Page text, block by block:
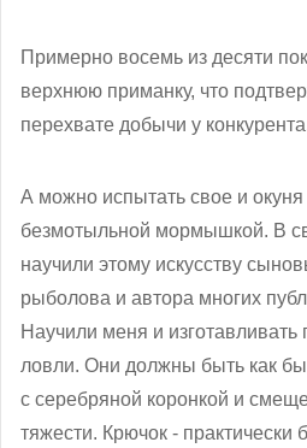
Примерно восемь из десяти
верхнюю приманку, что
перехвате добычи у
А можно испытать свое и
безмотыльной мормышкой. В
научили этому искусству
рыболова и автора многих
Научили меня и изготавливать
ловли. Они должны быть как
с серебряной коронкой и
тяжести. Крючок - практически